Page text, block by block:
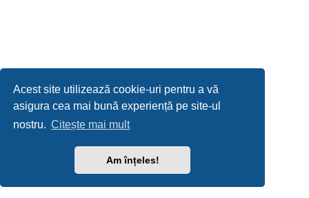
Acest site utilizează cookie-uri pentru a vă
asigura cea mai bună experiență pe site-ul
nostru. Citește mai mult
Am înțeles!